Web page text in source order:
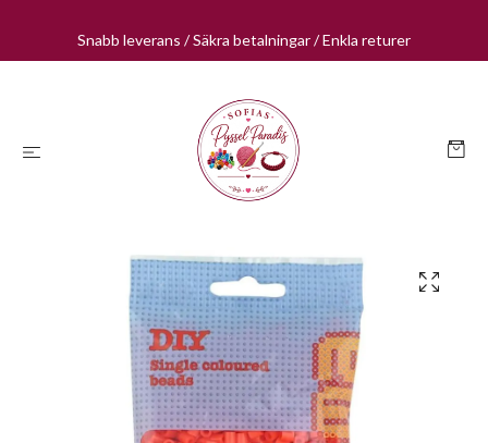
Snabb leverans / Säkra betalningar / Enkla returer